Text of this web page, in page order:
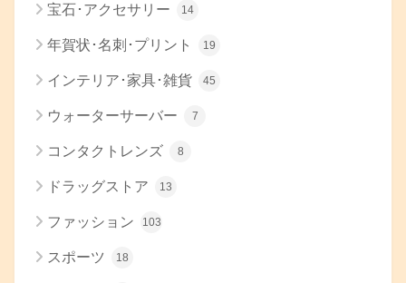
宝石･アクセサリー 14
年賀状･名刺･プリント 19
インテリア･家具･雑貨 45
ウォーターサーバー 7
コンタクトレンズ 8
ドラッグストア 13
ファッション 103
スポーツ 18